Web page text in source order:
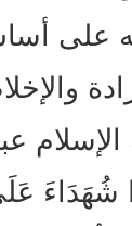
على
شُهَدَاءَ